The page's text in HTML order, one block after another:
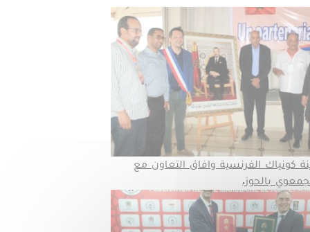
كونياك الفرنسية وافاق التعاون مع
بالحوز.